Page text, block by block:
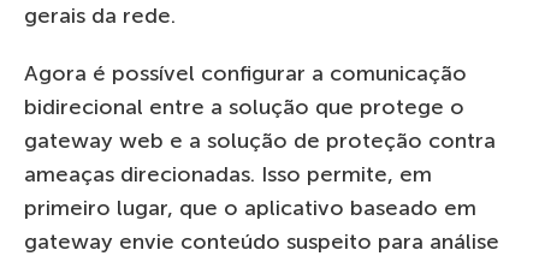
gerais da rede.
Agora é possível configurar a comunicação
bidirecional entre a solução que protege o
gateway web e a solução de proteção contra
ameaças direcionadas. Isso permite, em
primeiro lugar, que o aplicativo baseado em
gateway envie conteúdo suspeito para análise